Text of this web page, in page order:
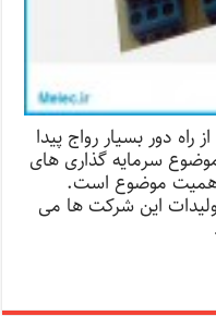
دور بسیار رواج پیدا
سرمایه گذاری های
اهمیت موضوع است.
این شرکت ها می